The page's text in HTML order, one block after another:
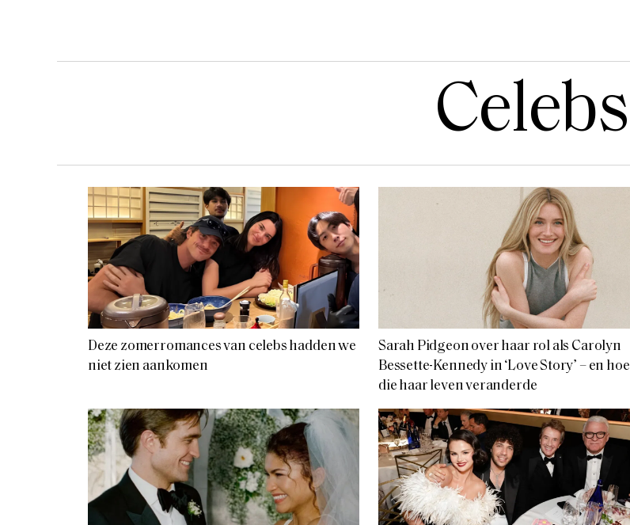
Celebs
Deze zomerromances van celebs hadden we
niet zien aankomen
Sarah Pidgeon over haar rol als Carolyn
Bessette-Kennedy in ‘Love Story’ – en hoe
die haar leven veranderde